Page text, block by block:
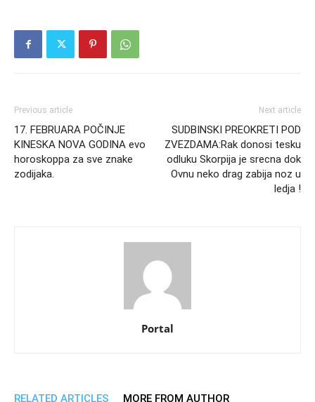
Previous article
17. FEBRUARA POČINJE
KINESKA NOVA GODINA evo
horoskoppa za sve znake
zodijaka.
Next article
SUDBINSKI PREOKRETI POD
ZVEZDAMA:Rak donosi tesku
odluku Skorpija je srecna dok
Ovnu neko drag zabija noz u
ledja !
Portal
RELATED ARTICLES MORE FROM AUTHOR